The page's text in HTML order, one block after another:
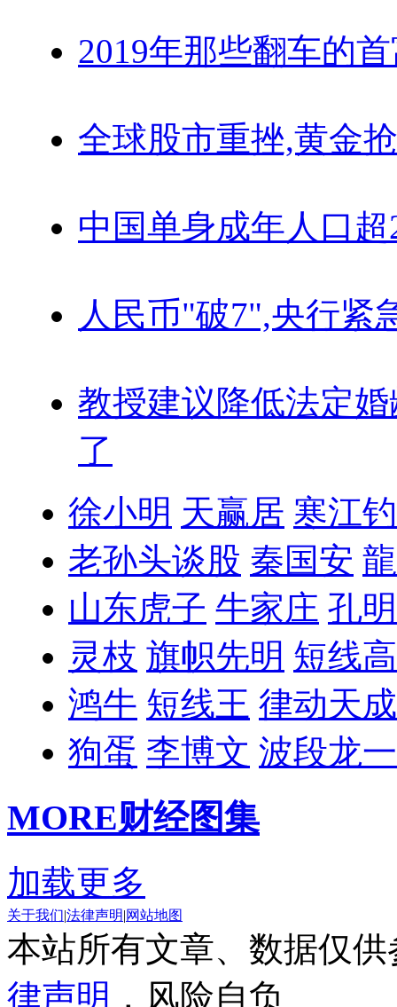
2019年那些翻车的
全球股市重挫,黄金
中国单身成年人口超
人民币"破7",央行紧
教授建议降低法定婚
了
徐小明 天赢居 寒江
老孙头谈股 秦国安
山东虎子 牛家庄 孔
灵枝 旗帜先明 短线
鸿牛 短线王 律动天成
狗蛋 李博文 波段龙一
MORE财经图集
加载更多
关于我们|法律声明|网站地图
本站所有文章、数据仅
律声明 ，风险自负